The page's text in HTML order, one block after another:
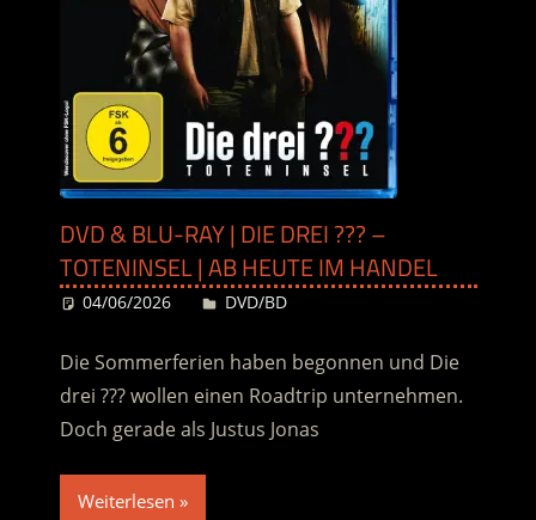
DVD & BLU-RAY | DIE DREI ??? –
TOTENINSEL | AB HEUTE IM HANDEL
04/06/2026 Desiree
DVD/BD
Die Sommerferien haben begonnen und Die
drei ??? wollen einen Roadtrip unternehmen.
Doch gerade als Justus Jonas
Weiterlesen